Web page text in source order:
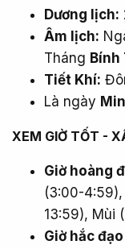
Dương lịch:
Âm lịch:
Tháng Bính
Tiết Khí:
Là ngày
XEM GIỜ TỐT -
Giờ hoàng
(3:00-
13:59), Mùi
Giờ hắc đạo